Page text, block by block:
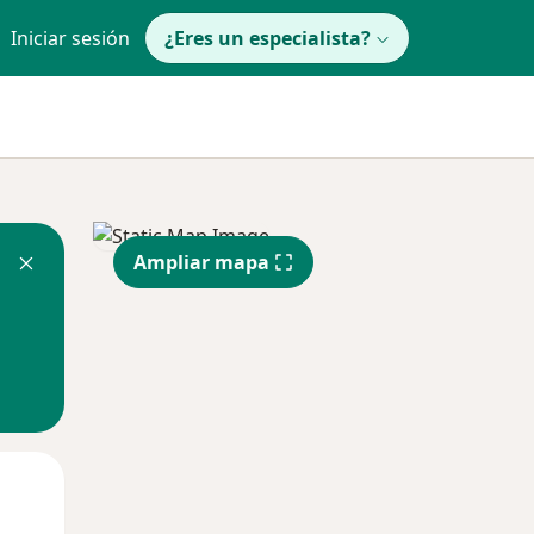
Iniciar sesión ¿Eres un especialista?
Ampliar mapa